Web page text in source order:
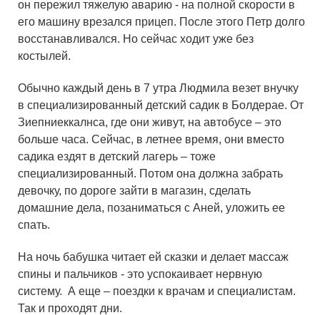
он пережил тяжелую аварию - на полной скорости в
его машину врезался прицеп. После этого Петр долго
восстанавливался. Но сейчас ходит уже без
костылей.
Обычно каждый день в 7 утра Людмила везет внучку
в специализированный детский садик в Болдерае. От
Зиепниеккалнса, где они живут, на автобусе – это
больше часа. Сейчас, в летнее время, они вместо
садика ездят в детский лагерь – тоже
специализированный. Потом она должна забрать
девочку, по дороге зайти в магазин, сделать
домашние дела, позаниматься с Аней, уложить ее
спать.
На ночь бабушка читает ей сказки и делает массаж
спины и пальчиков - это успокаивает нервную
систему. А еще – поездки к врачам и специалистам.
Так и проходят дни.